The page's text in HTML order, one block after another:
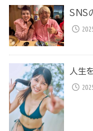
SNS
人生